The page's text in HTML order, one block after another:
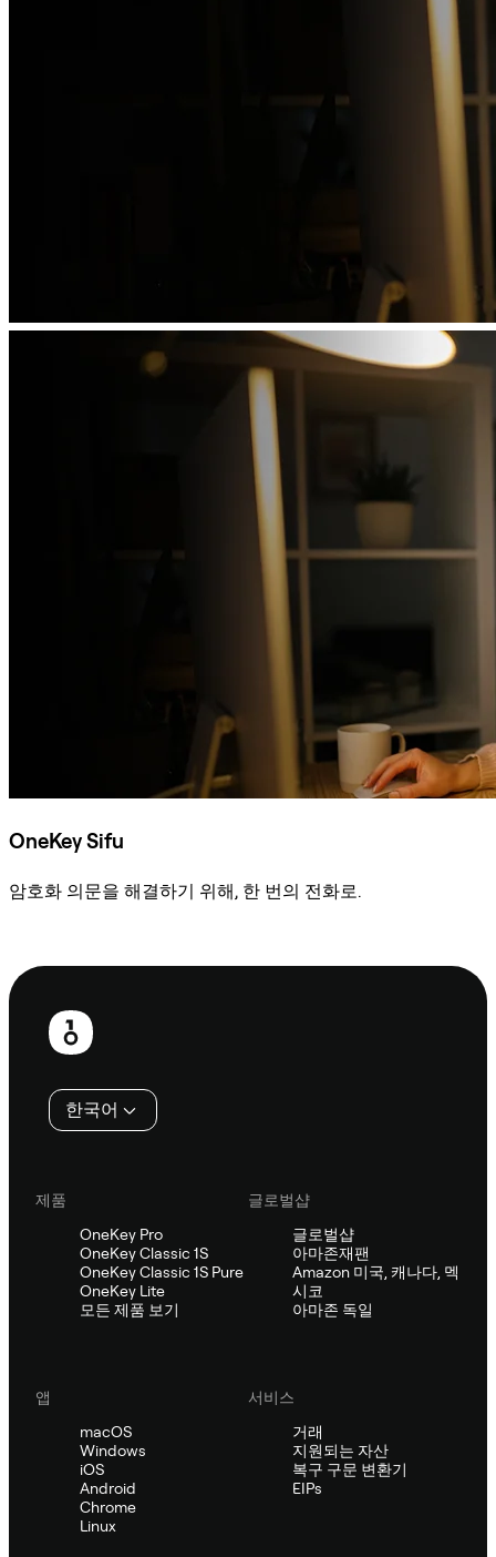
OneKey Sifu
암호화 의문을 해결하기 위해, 한 번의 전화로.
보
한국어
제품
OneKey Pro
OneKey Classic 1S
OneKey Classic 1S Pure
OneKey Lite
모든 제품 보기
글로벌샵
글로벌샵
아마존재팬
Amazon 미국, 캐나다, 멕
시코
아마존 독일
앱
macOS
Windows
iOS
Android
Chrome
Linux
서비스
거래
지원되는 자산
복구 구문 변환기
EIPs